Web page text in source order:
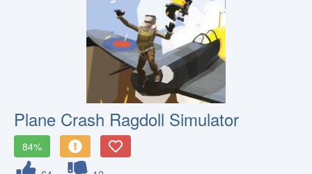
Plane Crash Ragdoll Simulator
84%